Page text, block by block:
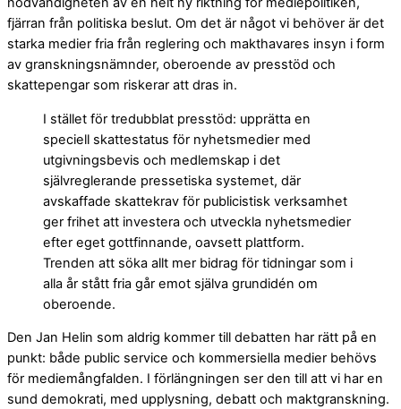
fjärran från politiska beslut. Om det är något vi behöver är det
starka medier fria från reglering och makthavares insyn i form
av granskningsnämnder, oberoende av presstöd och
skattepengar som riskerar att dras in.
I stället för tredubblat presstöd: upprätta en
speciell skattestatus för nyhetsmedier med
utgivningsbevis och medlemskap i det
självreglerande pressetiska systemet, där
avskaffade skattekrav för publicistisk verksamhet
ger frihet att investera och utveckla nyhetsmedier
efter eget gottfinnande, oavsett plattform.
Trenden att söka allt mer bidrag för tidningar som i
alla år stått fria går emot själva grundidén om
oberoende.
Den Jan Helin som aldrig kommer till debatten har rätt på en
punkt: både public service och kommersiella medier behövs
för mediemångfalden. I förlängningen ser den till att vi har en
sund demokrati, med upplysning, debatt och maktgranskning.